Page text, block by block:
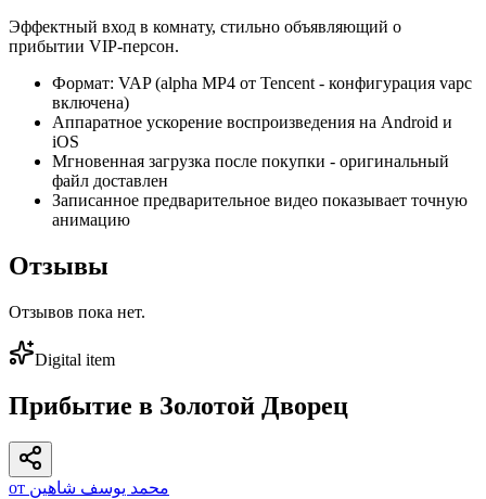
Эффектный вход в комнату, стильно объявляющий о
прибытии VIP-персон.
Формат: VAP (alpha MP4 от Tencent - конфигурация vapc
включена)
Аппаратное ускорение воспроизведения на Android и
iOS
Мгновенная загрузка после покупки - оригинальный
файл доставлен
Записанное предварительное видео показывает точную
анимацию
Отзывы
Отзывов пока нет.
Digital item
Прибытие в Золотой Дворец
от محمد يوسف شاهين